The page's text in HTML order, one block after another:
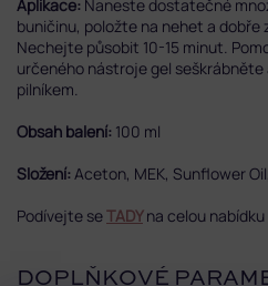
Aplikace: Naneste dostatečné
buničinu, položte na nehet a dobře
Nechejte působit 10-15 minut.
určeného nástroje gel
pilníkem.
Obsah balení: 100 ml
Složení: Aceton, MEK, Sunflower
Podívejte seTADY na celou nabídku
DOPLŇKOVÉ